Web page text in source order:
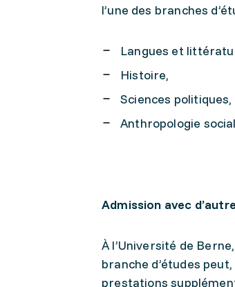
l’une des branches
Langues et
Histoire,
Sciences politiques,
Anthropologie
Admission avec
À l’Université de
branche d’études
prestations